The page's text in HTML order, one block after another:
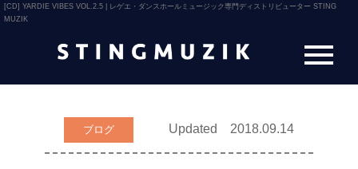
[CD] YARDIE VIBES VOL.2.5 | レゲエ・ダンスホールミュージック専門ディストリビューター STING
MUZIK
ブログ Updated 2018.09.14